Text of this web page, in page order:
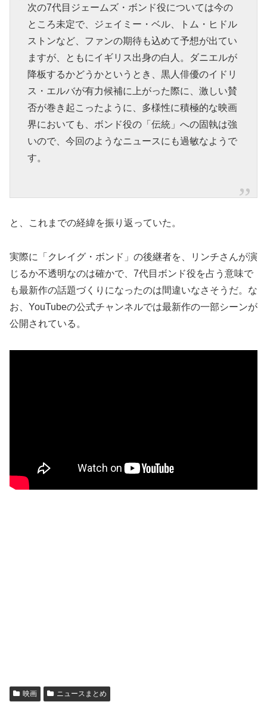
次の7代目ジェーム ズ・ボンド役については今の
ところ未定で、ジェイミー・ベル、トム・ヒドル
ストンなど、ファンの期待も込めて予想が出てい
ますが、ともにイギリス出身の白人。ダニエルが
降板するかどうかというとき、黒人俳優のイドリ
ス・エルバが有力候補に上がった際に、激しい賛
否が巻き起こったように、多様性に積極的な映画
界においても、ボンド役の「伝統」への固執は強
いので、今回のようなニュースにも過敏なようで
す。
と、これまでの経緯を振り返っていた。
実際に「クレイグ・ボンド」の後継者を、リンチさんが演
じるか不透明なのは確かで、7代目ボンド役を占う意味で
も最新作の話題づくりになったのは間違いなさそうだ。な
お、YouTubeの公式チャンネルでは最新作の一部シーンが
公開されている。
映画 ニュースまとめ